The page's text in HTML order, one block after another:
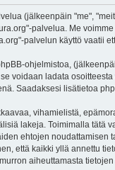
(jälkeenpäin "me",
palvelua. Me
palvelun käyttö vaatii
ohjelmistoa,
voidaan ladata osoitteesta
Saadaksesi lisätietoa
vihamielistä,
lakeja. Toimimalla tätä
ehtojen noudattamisen
että kaikki yllä annettu
aiheuttamasta